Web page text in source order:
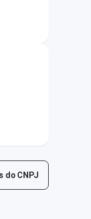
do CNPJ